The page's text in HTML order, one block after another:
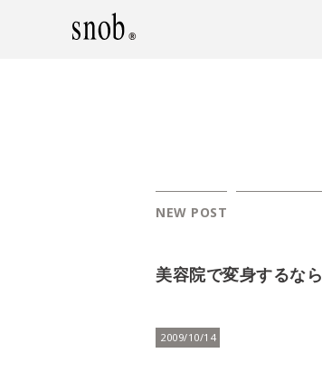
NEW POST
美容院で変身するなら
2009/10/14